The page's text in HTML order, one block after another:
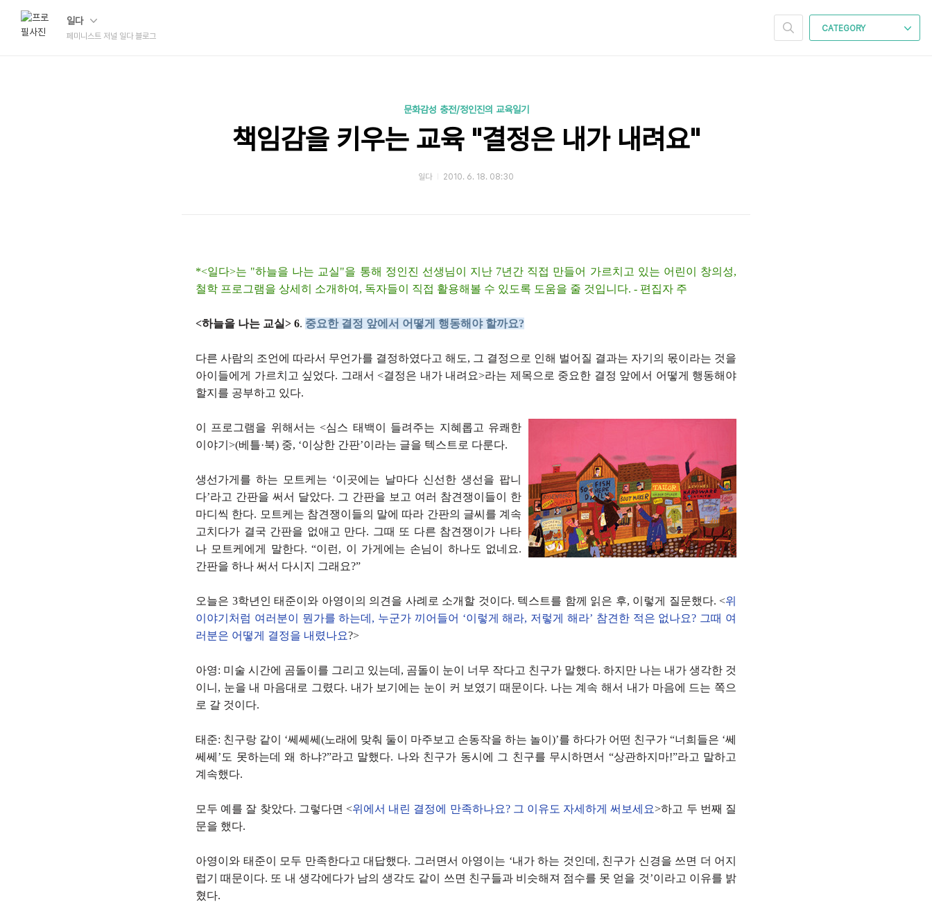
일다
페미니스트 저널 일다 블로그
CATEGORY
문화감성 충전/정인진의 교육일기
책임감을 키우는 교육 "결정은 내가 내려요"
일다 2010. 6. 18. 08:30
*<일다>는 "하늘을 나는 교실"을 통해 정인진 선생님이 지난 7년간 직접 만들어 가르치고 있는 어린이 창의성,
철학 프로그램을 상세히 소개하여, 독자들이 직접 활용해볼 수 있도록 도움을 줄 것입니다. - 편집자 주
<하늘을 나는 교실> 6. 중요한 결정 앞에서 어떻게 행동해야 할까요?
다른 사람의 조언에 따라서 무언가를 결정하였다고 해도, 그 결정으로 인해 벌어질 결과는 자기의 몫이라는 것을
아이들에게 가르치고 싶었다. 그래서 <결정은 내가 내려요>라는 제목으로 중요한 결정 앞에서 어떻게 행동해야
할지를 공부하고 있다.
이 프로그램을 위해서는 <심스 태백이 들려주는 지혜롭고 유쾌한
이야기>(베틀·북) 중, ‘이상한 간판’이라는 글을 텍스트로 다룬다.
생선가게를 하는 모트케는 ‘이곳에는 날마다 신선한 생선을 팝니
다’라고 간판을 써서 달았다. 그 간판을 보고 여러 참견쟁이들이 한
마디씩 한다. 모트케는 참견쟁이들의 말에 따라 간판의 글씨를 계속
고치다가 결국 간판을 없애고 만다. 그때 또 다른 참견쟁이가 나타
나 모트케에게 말한다. “이런, 이 가게에는 손님이 하나도 없네요.
간판을 하나 써서 다시지 그래요?”
오늘은 3학년인 태준이와 아영이의 의견을 사례로 소개할 것이다. 텍스트를 함께 읽은 후, 이렇게 질문했다. <위
이야기처럼 여러분이 뭔가를 하는데, 누군가 끼어들어 ‘이렇게 해라, 저렇게 해라’ 참견한 적은 없나요? 그때 여
러분은 어떻게 결정을 내렸나요?>
아영: 미술 시간에 곰돌이를 그리고 있는데, 곰돌이 눈이 너무 작다고 친구가 말했다. 하지만 나는 내가 생각한 것
이니, 눈을 내 마음대로 그렸다. 내가 보기에는 눈이 커 보였기 때문이다. 나는 계속 해서 내가 마음에 드는 쪽으
로 갈 것이다.
태준: 친구랑 같이 ‘쎄쎄쎄(노래에 맞춰 둘이 마주보고 손동작을 하는 놀이)’를 하다가 어떤 친구가 “너희들은 ‘쎄
쎄쎄’도 못하는데 왜 하냐?”라고 말했다. 나와 친구가 동시에 그 친구를 무시하면서 “상관하지마!”라고 말하고
계속했다.
모두 예를 잘 찾았다. 그렇다면 <위에서 내린 결정에 만족하나요? 그 이유도 자세하게 써보세요>하고 두 번째 질
문을 했다.
아영이와 태준이 모두 만족한다고 대답했다. 그러면서 아영이는 ‘내가 하는 것인데, 친구가 신경을 쓰면 더 어지
럽기 때문이다. 또 내 생각에다가 남의 생각도 같이 쓰면 친구들과 비슷해져 점수를 못 얻을 것’이라고 이유를 밝
혔다.